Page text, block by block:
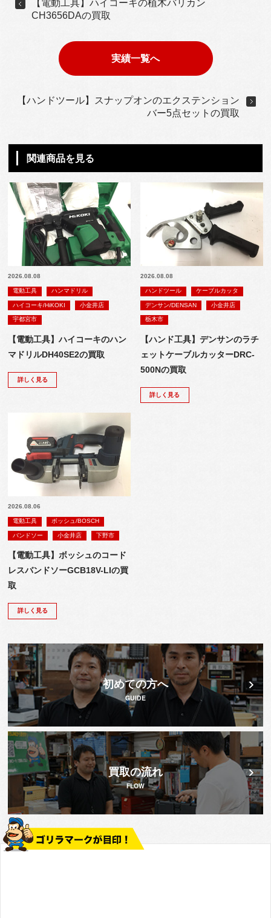
【電動工具】ハイコーキの植木バリカン
CH3656DAの買取
実績一覧へ
【ハンドツール】スナップオンのエクステンション
バー5点セットの買取
関連商品を見る
2026.08.08
電動工具 ハンマドリル
ハイコーキ/HiKOKI 小金井店
宇都宮市
【電動工具】ハイコーキのハン
マドリルDH40SE2の買取
詳しく見る
2026.08.08
ハンドツール ケーブルカッタ
デンサン/DENSAN 小金井店
栃木市
【ハンド工具】デンサンのラチ
ェットケーブルカッターDRC-
500Nの買取
詳しく見る
2026.08.06
電動工具 ボッシュ/BOSCH
バンドソー 小金井店 下野市
【電動工具】ボッシュのコード
レスバンドソーGCB18V-LIの買
取
詳しく見る
初めての方へ
GUIDE
買取の流れ
FLOW